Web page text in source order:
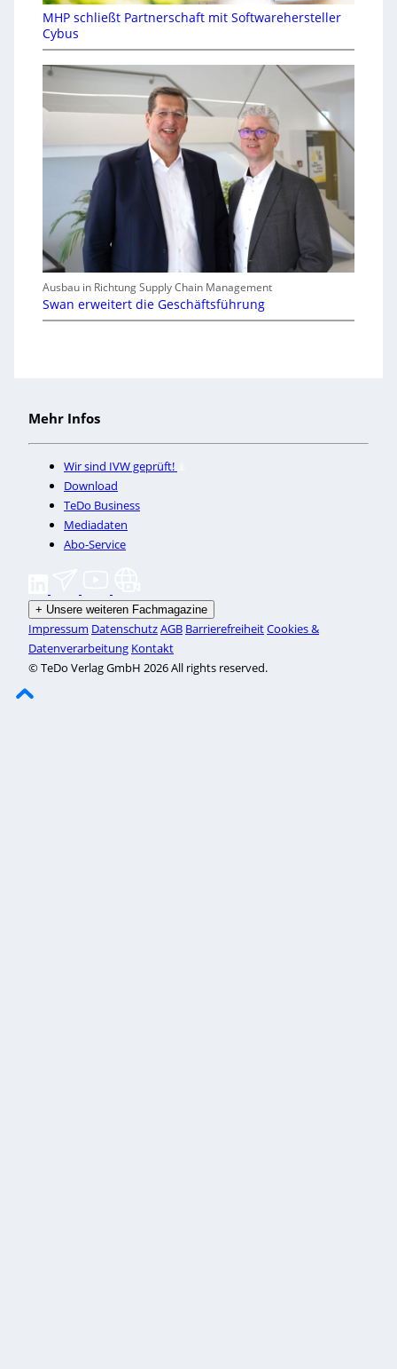
MHP schließt Partnerschaft mit Softwarehersteller
Cybus
Ausbau in Richtung Supply Chain Management
Swan erweitert die Geschäftsführung
Mehr Infos
Wir sind IVW geprüft!
Download
TeDo Business
Mediadaten
Abo-Service
+ Unsere weiteren Fachmagazine
Impressum DatenschutzAGB BarrierefreiheitCookies &
Datenverarbeitung Kontakt
© TeDo Verlag GmbH 2026 All rights reserved.